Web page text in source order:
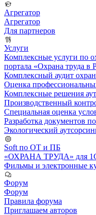
Агрегатор
Агрегатор
Для партнеров
Услуги
Комплексные услуги по
портала «Охрана труда в
Комплексный аудит
Оценка
Комплексные решения
Производственный
Специальная оценка
Разработка документов
Экологический
Soft по ОТ и ПБ
«ОХРАНА ТРУДА» для
Фильмы и электронные
Форум
Форум
Правила форума
Приглашаем авторов